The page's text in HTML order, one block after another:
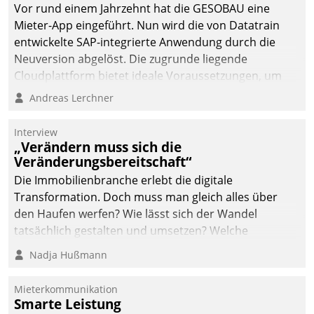
Vor rund einem Jahrzehnt hat die GESOBAU eine
Mieter-App eingeführt. Nun wird die von Datatrain
entwickelte SAP-integrierte Anwendung durch die
Neuversion abgelöst. Die zugrunde liegende
Cloudplattform bietet ideale Voraussetzungen, um
die Funktionalität der App zu erweitern und weitere
integrieren.
Andreas Lerchner
Interview
„Verändern muss sich die
Veränderungsbereitschaft“
Die Immobilienbranche erlebt die digitale
Transformation. Doch muss man gleich alles über
den Haufen werfen? Wie lässt sich der Wandel
tatsächlich gestalten und umsetzen? Welche
Argumente zählen wirklich?
Nadja Hußmann
Mieterkommunikation
Smarte Leistung